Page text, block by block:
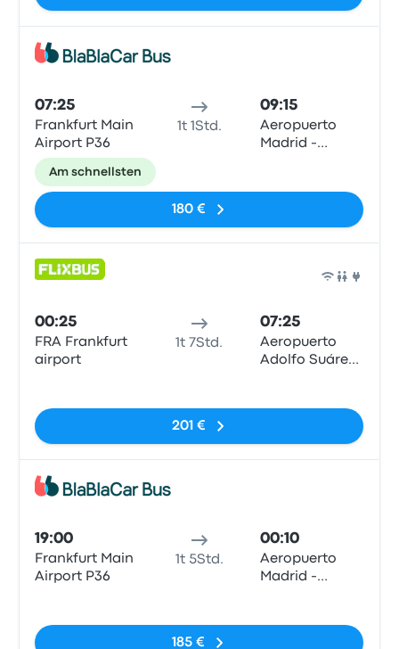
07:25
Frankfurt Main
Airport P36
1t 1Std.
09:15
Aeropuerto
Madrid -
Am schnellsten
180 €
00:25
FRA Frankfurt
airport
1t 7Std.
07:25
Aeropuerto
Adolfo Suárez
201 €
19:00
Frankfurt Main
Airport P36
1t 5Std.
00:10
Aeropuerto
Madrid -
185 €